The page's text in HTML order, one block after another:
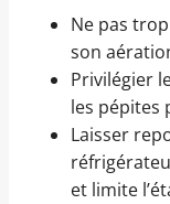
Ne pas
son
Privilégier
les pépites
Laisser
et limite